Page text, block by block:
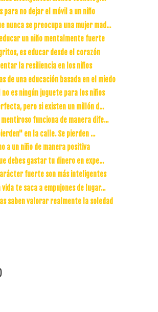
para no dejar el móvil a un niño
nunca se preocupa una mujer mad...
un niño mentalmente fuerte
es educar desde el corazón
la resiliencia en los niños
de una educación basada en el miedo
es ningún juguete para los niños
pero si existen un millón d...
mentiroso funciona de manera dife...
en la calle. Se pierden ...
a un niño de manera positiva
debes gastar tu dinero en expe...
fuerte son más inteligentes
vida te saca a empujones de lugar...
saben valorar realmente la soledad